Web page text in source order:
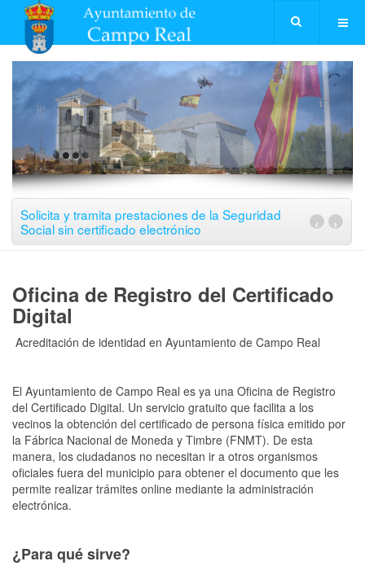
Solicita y tramita prestaciones de la Seguridad
Social sin certificado electrónico
›
‹
Oficina de Registro del Certificado
Digital
Acreditación de identidad en Ayuntamiento de Campo Real
El Ayuntamiento de Campo Real es ya una Oficina de Registro
del Certificado Digital. Un servicio gratuito que facilita a los
vecinos la obtención del certificado de persona física emitido por
la Fábrica Nacional de Moneda y Timbre (FNMT). De esta
manera, los ciudadanos no necesitan ir a otros organismos
oficiales fuera del municipio para obtener el documento que les
permite realizar trámites online mediante la administración
electrónica.
¿Para qué sirve?